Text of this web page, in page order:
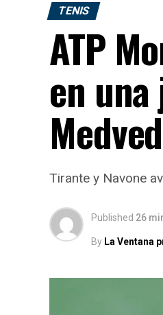
TENIS
ATP
en
Tirante y Navone
Published 26
By La Ventana